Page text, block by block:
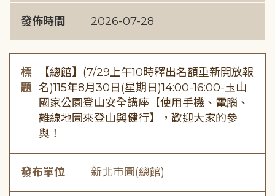
發佈時間 2026-07-28
標
題
【總館】(7/29上午10時釋出名額重新開放報
名)115年8月30日(星期日)14:00-16:00-玉山
國家公園登山安全講座【使用手機、電腦、
離線地圖來登山與健行】，歡迎大家的參
與！
發布單位 新北市圖(總館)